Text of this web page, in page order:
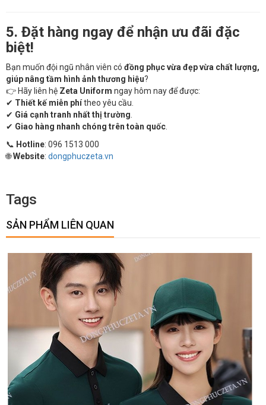
5. Đặt hàng ngay để nhận ưu đãi đặc
biệt!
Bạn muốn đội ngũ nhân viên có đồng phục vừa đẹp vừa chất lượng,
giúp nâng tầm hình ảnh thương hiệu?
👉 Hãy liên hệ Zeta Uniform ngay hôm nay để được:
✔ Thiết kế miễn phítheo yêu cầu.
✔ Giá cạnh tranh nhất thị trường
✔ Giao hàng nhanh chóng trên toàn quốc
📞 Hotline: 096 1513 000
🌐Website: dongphuczeta.vn
Tags
SẢN PHẨM LIÊN QUAN